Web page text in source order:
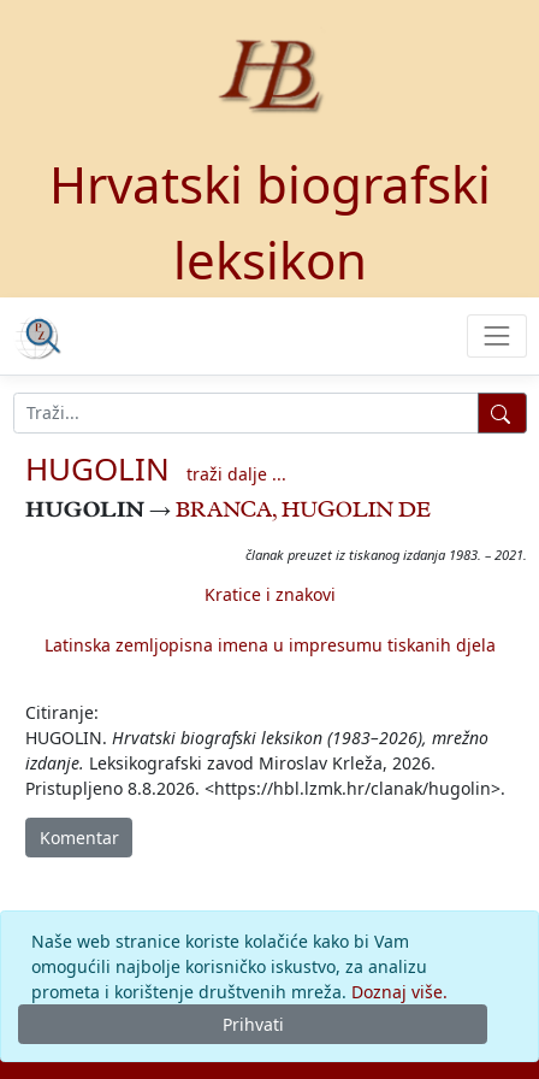
Hrvatski biografski
leksikon
HUGOLIN
traži dalje ...
HUGOLIN → BRANCA, HUGOLIN DE
članak preuzet iz tiskanog izdanja 1983. – 2021.
Kratice i znakovi
Latinska zemljopisna imena u impresumu tiskanih djela
Citiranje:
HUGOLIN. Hrvatski biografski leksikon (1983–2026), mrežno
izdanje. Leksikografski zavod Miroslav Krleža, 2026.
Pristupljeno 8.8.2026. <https://hbl.lzmk.hr/clanak/hugolin>.
Komentar
Naše web stranice koriste kolačiće kako bi Vam
omogućili najbolje korisničko iskustvo, za analizu
prometa i korištenje društvenih mreža. Doznaj više.
Prihvati
© 2026.Leksikografski zavodMiroslav Krleža